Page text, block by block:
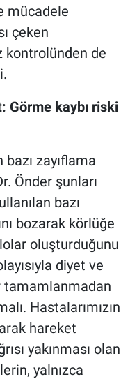
mücadele
çeken
kontrolünden de
Görme kaybı riski
zayıflama
Önder şunları
bazı
bozarak körlüğe
oluşturduğunu
diyet ve
Hastalarımızın
hareket
yakınması olan
yalnızca